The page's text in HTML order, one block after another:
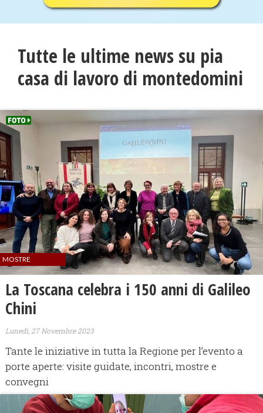
Tutte le ultime news su pia
casa di lavoro di montedomini
MOSTRE
La Toscana celebra i 150 anni di Galileo
Chini
Lunedì, 27 Novembre 2023
Tante le iniziative in tutta la Regione per l’evento a
porte aperte: visite guidate, incontri, mostre e
convegni